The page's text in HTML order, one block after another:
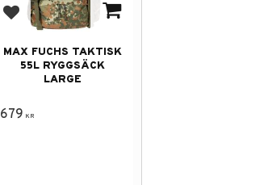
Add to favorites
MAX FUCHS TAKTISK
55L RYGGSÄCK
LARGE
679 KR